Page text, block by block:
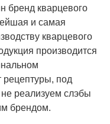
бренд кварцевого
и самая
кварцевого
производится
рецептуры, под
реализуем слэбы
брендом.